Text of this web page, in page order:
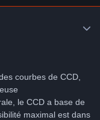
courbes de CCD,
le CCD a base de
maximal est dans